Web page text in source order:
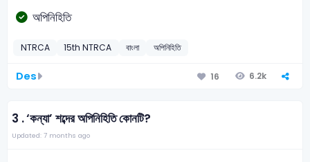
অপিনিহিতি
NTRCA 15th NTRCA বাংলা অপিনিহিতি
Des 16 6.2k
3 .‘কন্যা’ শব্দের অপিনিহিতি কোনটি?
Updated: 7 months ago